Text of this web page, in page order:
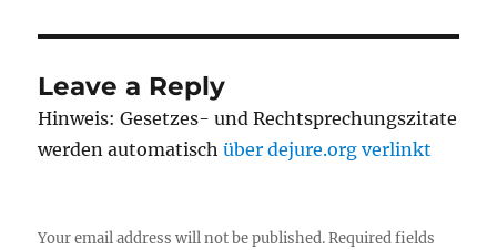
Leave a Reply
Hinweis: Gesetzes- und Rechtsprechungszitate
werden automatischüber dejure.org verlinkt
Your email address will not be published. Required fields